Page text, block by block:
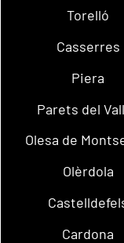
Torelló
Casserres
Piera
Parets del
Olesa de
Olèrdola
Cardona